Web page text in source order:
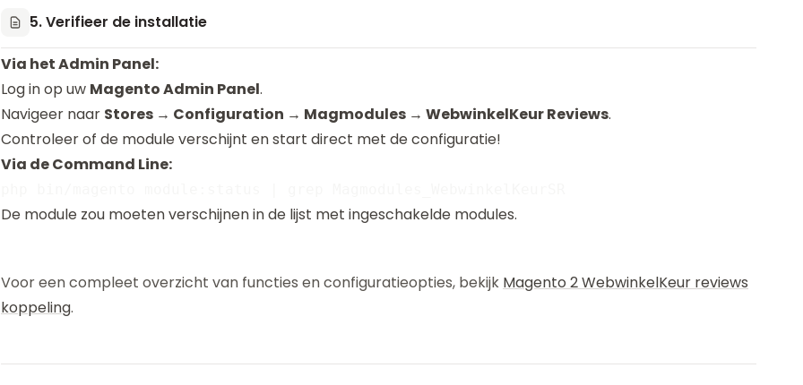
5. Verifieer de installatie
Via het Admin Panel:
Log in op uw Magento Admin Panel.
Navigeer naar Stores → Configuration → Magmodules → WebwinkelKeur Reviews.
Controleer of de module verschijnt en start direct met de configuratie!
Via de Command Line:
De module zou moeten verschijnen in de lijst met ingeschakelde modules.
Voor een compleet overzicht van functies en configuratieopties, bekijk Magento 2 WebwinkelKeur reviews
koppeling.